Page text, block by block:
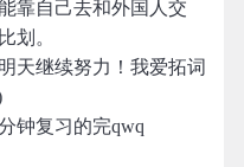
靠自己去和外国人交
划。
天继续努力！我爱拓词
钟复习的完qwq